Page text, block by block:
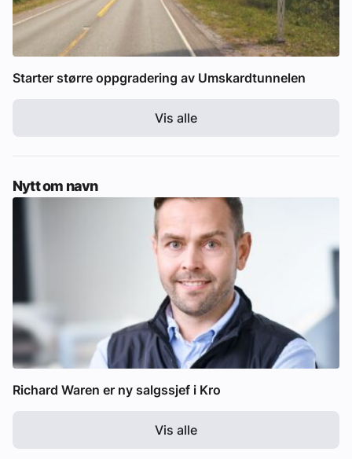
Starter større oppgradering av Umskardtunnelen
Vis alle
Nytt om navn
Richard Waren er ny salgssjef i Kro
Vis alle